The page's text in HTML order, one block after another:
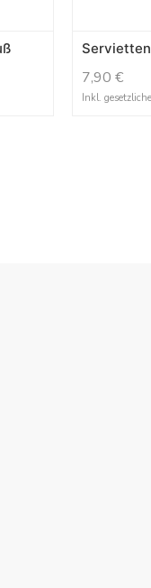
7,90 €
Inkl.